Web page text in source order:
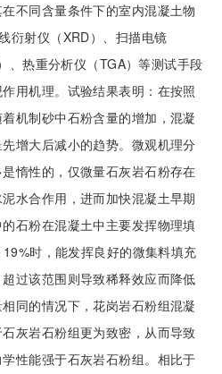
不同含量条件下的室内混凝土物
衍射仪（XRD）、扫描电镜
、热重分析仪（TGA）等测试手段
用机理。试验结果表明：在按照
机制砂中石粉含量的增加，混凝
增大后减小的趋势。微观机理分
惰性的，仅微量石灰岩石粉存在
水合作用，进而加快混凝土早期
石粉在混凝土中主要发挥物理填
时，能发挥良好的微集料填充
过该范围则导致稀释效应而降低
同的情况下，花岗岩石粉组混凝
灰岩石粉组更为致密，从而导致
性能强于石灰岩石粉组。相比于